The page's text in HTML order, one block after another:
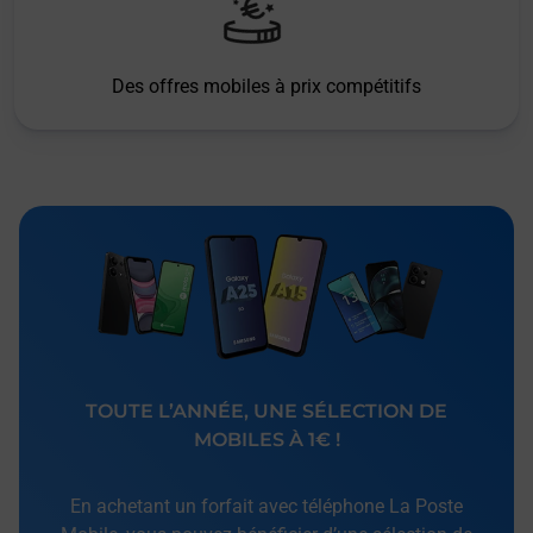
Des offres mobiles à prix compétitifs
TOUTE L’ANNÉE, UNE SÉLECTION DE
MOBILES À 1€ !
En achetant un forfait avec téléphone La Poste